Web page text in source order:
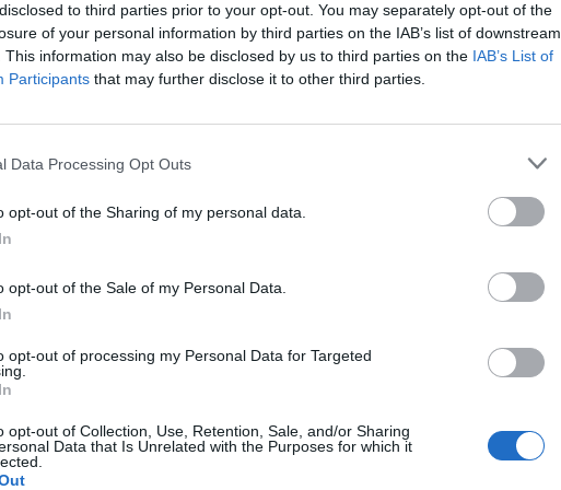
to third parties prior to your opt-out. You may separately opt-out of the
of your personal information by third parties on the IAB’s list of downstream
This information may also be disclosed by us to third parties on the IAB’s List of
Participants that may further disclose it to other third parties.
Data Processing Opt Outs
opt-out of the Sharing of my personal data.
opt-out of the Sale of my Personal Data.
opt-out of processing my Personal Data for Targeted
opt-out of Collection, Use, Retention, Sale, and/or Sharing
Data that Is Unrelated with the Purposes for which it
non va in ferie: ogni
per te
propone un appuntamento diverso ogni sera, tra
laboratori creativi, sfide musicali e burraco